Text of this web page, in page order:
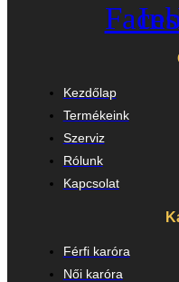
Kezdőlap
Termékeink
Szerviz
Rólunk
Kapcsolat
Férfi karóra
Női karóra